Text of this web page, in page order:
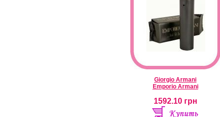
Giorgio Armani
Emporio Armani
1592.10грн